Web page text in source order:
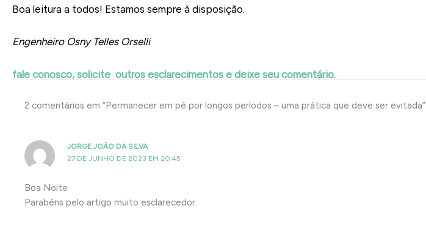
Boa leitura a todos! Estamos sempre à disposição.
Engenheiro Osny Telles Orselli
fale conosco, solicite outros esclarecimentos e deixe seu comentário.
2 comentários em “Permanecer em pé por longos períodos – uma prática que deve ser evitada”
JORGE JOÃO DA SILVA
27 DE JUNHO DE 2023 EM 20:45
Boa Noite
Parabéns pelo artigo muito esclarecedor.